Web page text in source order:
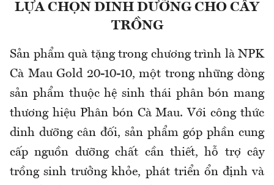
LỰA CHỌN DINH DƯỠNG CHO CÂY
TRỒNG
Sản phẩm quà tặng trong chương trình là NPK
Cà Mau Gold 20-10-10, một trong những dòng
sản phẩm thuộc hệ sinh thái phân bón mang
thương hiệu Phân bón Cà Mau. Với công thức
dinh dưỡng cân đối, sản phẩm góp phần cung
cấp nguồn dưỡng chất cần thiết, hỗ trợ cây
trồng sinh trưởng khỏe, phát triển ổn định và